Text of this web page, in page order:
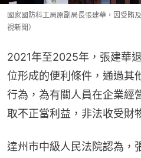
國家國防科工局原副局長張建華，因受賄
視新聞）
2021年至2025年，張建華
位形成的便利條件，通過其
行為，為有關人員在企業經
取不正當利益，非法收受財
達州市中級人民法院認為，